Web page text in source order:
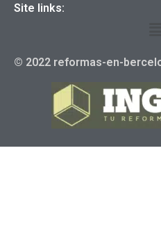
Site links:
© 2022 reformas-en-